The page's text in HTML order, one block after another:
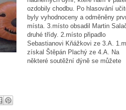
ozdobily chodbu. Po hlasování
byly vyhodnoceny a odměněny
místa. 3.místo obsadil Martin
druhé třídy. 2.místo připadlo
Sebastianovi Kňážkovi ze 3.A.
získal Štěpán Plachý ze 4.A. Na
některé soutěžní dýně se můžete